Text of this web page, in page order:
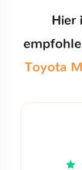
Hier
Toyota